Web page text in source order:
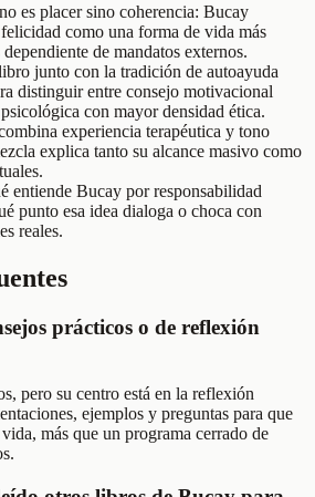
es placer sino coherencia: Bucay
como una forma de vida más
de mandatos externos.
junto con la tradición de autoayuda
distinguir entre consejo motivacional
con mayor densidad ética.
experiencia terapéutica y tono
explica tanto su alcance masivo como
entiende Bucay por responsabilidad
punto esa idea dialoga o choca con
reales.
prácticos o de reflexión
pero su centro está en la reflexión
ejemplos y preguntas para que
más que un programa cerrado de